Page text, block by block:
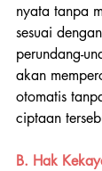
nyata tanpa
sesuai
perundang-
akan
otomatis
ciptaan
B. Hak